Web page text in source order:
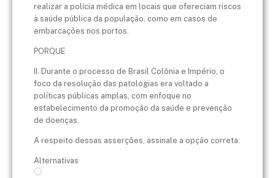
realizar a polícia médica em locais que ofereciam riscos
à saúde pública da população, como em casos de
embarcações nos portos.
PORQUE
II. Durante o processo de Brasil Colônia e Império, o
foco da resolução das patologias era voltado a
políticas públicas amplas, com enfoque no
estabelecimento da promoção da saúde e prevenção
de doenças.
A respeito dessas asserções, assinale a opção correta:
Alternativas